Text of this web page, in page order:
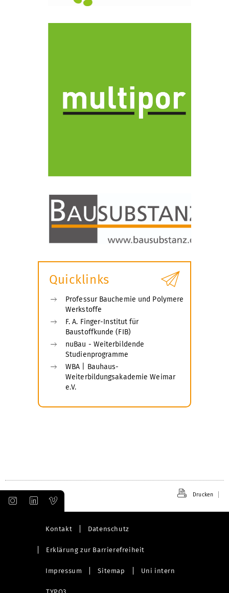
Quicklinks
Professur Bauchemie und Polymere
Werkstoffe
F. A. Finger-Institut für
Baustoffkunde (FIB)
nuBau - Weiterbildende
Studienprogramme
WBA | Bauhaus-
Weiterbildungsakademie Weimar
e.V.
Drucken
Kontakt Datenschutz
Erklärung zur Barrierefreiheit
Impressum Sitemap Uni intern